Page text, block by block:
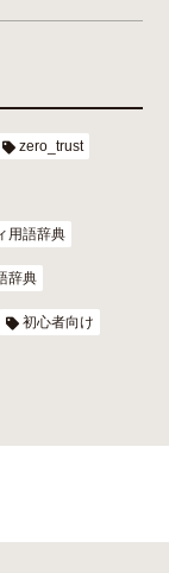
zero_trust
用語辞典
辞典
初心者向け